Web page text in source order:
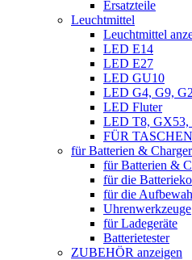
Ersatzteile
Leuchtmittel
Leuchtmittel
LED E14
LED E27
LED GU10
LED G4, G9,
LED Fluter
LED T8, GX53,
FÜR
für Batterien & Charger
für Batterien &
für die
für die
Uhrenwerkzeuge
für Ladegeräte
Batterietester
ZUBEHÖR anzeigen